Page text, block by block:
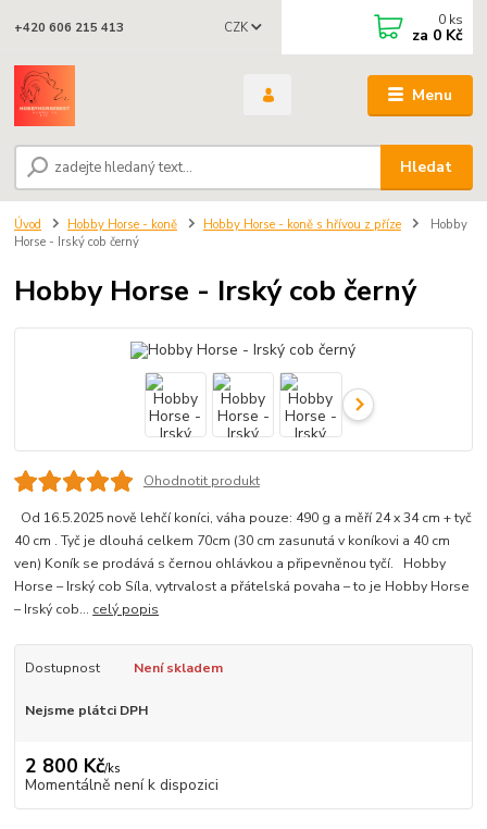
Menu
CZK
Hledat
+420 606 215 413 0 ks
za 0 Kč
Úvod Hobby Horse - koně Hobby Horse - koně s hřívou z příze
Hobby
Horse - Irský cob černý
Hobby Horse - Irský cob černý
Ohodnotit produkt
Od 16.5.2025 nově lehčí koníci, váha pouze: 490 g a měří 24 x 34 cm + tyč
40 cm . Tyč je dlouhá celkem 70cm (30 cm zasunutá v koníkovi a 40 cm
ven) Koník se prodává s černou ohlávkou a připevněnou tyčí. Hobby
Horse – Irský cob Síla, vytrvalost a přátelská povaha – to je Hobby Horse
– Irský cob... celý popis
Dostupnost Není skladem
Nejsme plátci DPH
2 800 Kč/ks
Momentálně není k dispozici